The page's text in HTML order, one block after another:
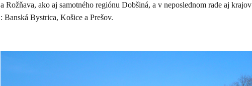
a Rožňava, ako aj samotného regiónu Dobšiná, a v neposlednom rade aj krajov
: Banská Bystrica, Košice a Prešov.